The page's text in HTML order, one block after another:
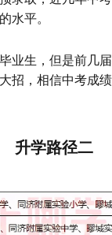
水平。
业生，但是前几
招，相信中考成
升学路径二